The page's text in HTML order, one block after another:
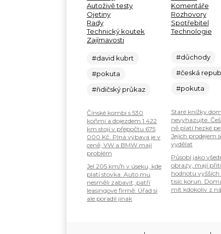
Autoživě testy
Ojetiny
Rady
Technický koutek
Zajímavosti
#david kubrt
#pokuta
#řidičský průkaz
Čínské kombi s 530
koňmi a dojezdem 1 422
km stojí v přepočtu 675
000 Kč. Plná výbava je v
ceně, VW a BMW mají
problém
Jel 205 km/h v úseku, kde
platí stovka. Auto mu
nesměli zabavit, patří
leasingové firmě. Úřad si
ale poradil jinak
Komentáře
Rozhovory
Spotřebitel
Technologie
#důchody
#česká
#pokuta
Staré knížky
nevyhazujte.
ně platí hezké
Jejich prodejem
vydělat
Působí jako
obrazy, mají
hodnotu vyšších
tisíc korun.
mít kdokoliv z